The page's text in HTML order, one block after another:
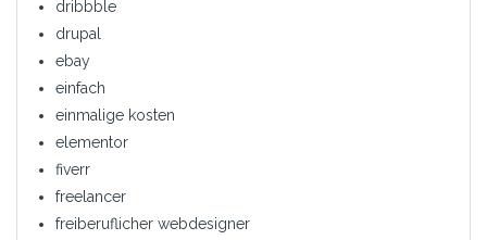
dribbble
drupal
ebay
einfach
einmalige kosten
elementor
fiverr
freelancer
freiberuflicher webdesigner